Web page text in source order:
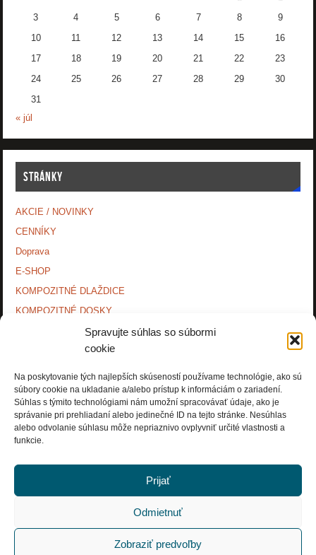
Spravujte súhlas so súbormi
cookie
Na poskytovanie tých najlepších skúseností používame technológie, ako sú
súbory cookie na ukladanie a/alebo prístup k informáciám o zariadení.
Súhlas s týmito technológiami nám umožní spracovávať údaje, ako je
správanie pri prehliadaní alebo jedinečné ID na tejto stránke. Nesúhlas
alebo odvolanie súhlasu môže nepriaznivo ovplyvniť určité vlastnosti a
funkcie.
Prijať
Odmietnuť
Zobraziť predvoľby
3 4 5 6 7 8 9
10 11 12 13 14 15 16
17 18 19 20 21 22 23
24 25 26 27 28 29 30
31
« júl
STRÁNKY
AKCIE / NOVINKY
CENNÍKY
Doprava
E-SHOP
KOMPOZITNÉ DLAŽDICE
KOMPOZITNÉ DOSKY.
MONTÁŽNE NÁVODY
OCHRANA OSOBNÝCH ÚDAJOV
PRÍSLUŠENSTVO.
Zásady používania súborov cookie (EÚ)
Copyright © Rosnička Slovakia, a.s. 2018. All Rights Reserved.
POWERED BYPARABOLA&WORDPRESS.